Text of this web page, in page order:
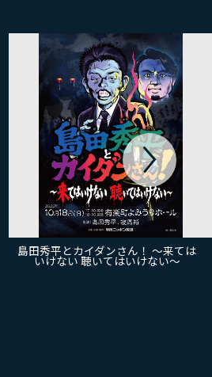
島田秀平とカイダンさん！ ～来ては
いけない 聴いてはいけない～